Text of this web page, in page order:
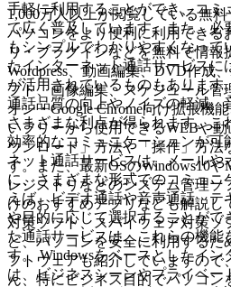
手軽に利用することができ、コミ
て広く普及しています。また、必
もシンプルでわかりやすくなって
たインターネット通話サービスに
が活用されているものもあります
通話品質の向上やノイズの軽減、
さまざまな利点が得られます。こ
効率的なコミュニケーションが可
ネット通話サービスは、メールや
に、さまざまな形式でのコミュニ
えば、ビデオ通話や音声通話、テ
や目的に応じて選択することがで
た通話サービスは、これらの機能
す。 Windowsをベースとしたイン
は、ビジネスシーンやプライベー
1,000万人以上が閲覧している無
パソコンをより便利に利用できる
リ・プラグインなどを無料で情報
Wordpress、動画編集、DVD作成
フト、画像編集、スケジュール管
オン・Google Chrome向け拡張機
いフリーから使用できるWEBや
ウンロード」方法や「操作」方法
す。また、最新OSのWindows10
レジストリなどのシステム管理ソ
けのおすすめアプリなども解説し
対策ソフト、スパイウェア対策ソ
ど、パソコンを安全に利用するた
フトウェアも紹介していますので
ん、特にビジネス目的でパソコン